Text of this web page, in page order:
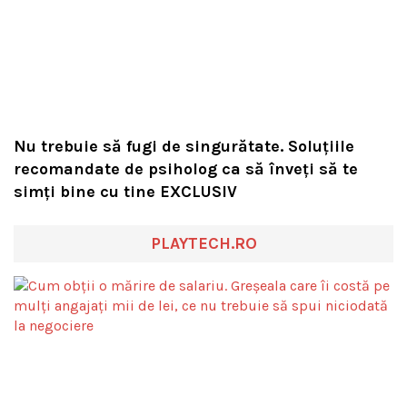
Nu trebuie să fugi de singurătate. Soluțiile
recomandate de psiholog ca să înveți să te
simți bine cu tine EXCLUSIV
PLAYTECH.RO